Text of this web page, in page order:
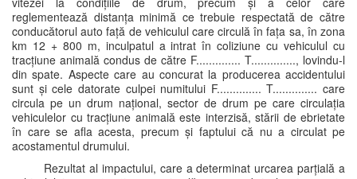
reglementează distanța minimă ce trebuie respectată de către
conducătorul auto față de vehiculul care circulă în fața sa, în zona
km 12 + 800 m, inculpatul a intrat în coliziune cu vehiculul cu
tracțiune animală condus de către F.............. T.............., lovindu-l
din spate. Aspecte care au concurat la producerea accidentului
sunt și cele datorate culpei numitului F.............. T.............. care
circula pe un drum național, sector de drum pe care circulația
vehiculelor cu tracțiune animală este interzisă, stării de ebrietate
în care se afla acesta, precum și faptului că nu a circulat pe
acostamentul drumului.
Rezultat al impactului, care a determinat urcarea parțială a